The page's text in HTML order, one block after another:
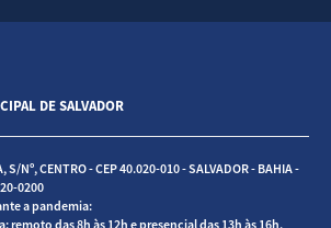
DE SALVADOR
S/Nº, CENTRO - CEP 40.020-010 - SALVADOR - BAHIA -
0200
a pandemia:
remoto das 8h às 12h e presencial das 13h às 16h.